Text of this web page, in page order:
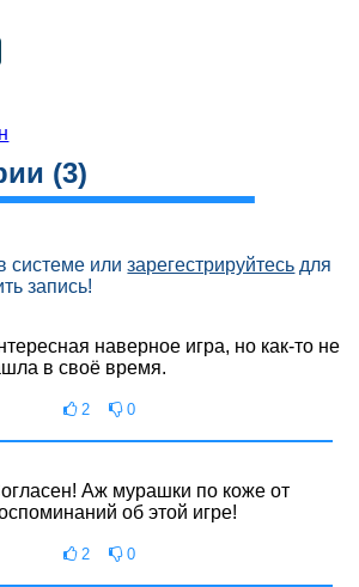
(3)
системе илизарегестрируйтесь для
запись!
наверное игра, но как-то не
в своё время.
2 0
Аж мурашки по коже от
об этой игре!
2 0